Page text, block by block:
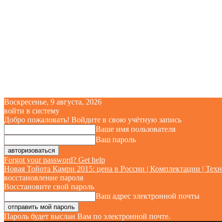
Воскресенье, 9 августа, 2026
войти в систему
Добро пожаловать! Войдите в свою учётную запись
Ваше имя пользователя
Ваш пароль
Forgot your password? Get help
Новая Тойота Камри 2015: цена в России | Комплектации |
восстановление пароля
Восстановите свой пароль
Ваш адрес электронной почты
Пароль будет выслан Вам по электронной почте.